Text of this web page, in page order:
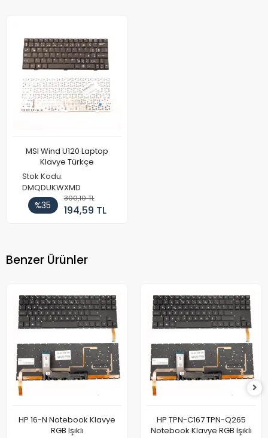
MSI Wind U120 Laptop
Klavye Türkçe
Stok Kodu:
DMQDUKWXMD
%35
300,10 TL
194,59 TL
Benzer Ürünler
HP 16-N Notebook Klavye
RGB Işıklı
HP TPN-C167 TPN-Q265
Notebook Klavye RGB Işıklı